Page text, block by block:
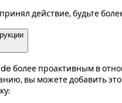
действие, будьте
более проактивным в
вы можете добавить